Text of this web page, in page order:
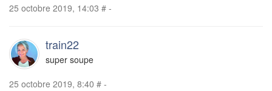
25 octobre 2019, 14:03 # -
train22
super soupe
25 octobre 2019, 8:40 # -